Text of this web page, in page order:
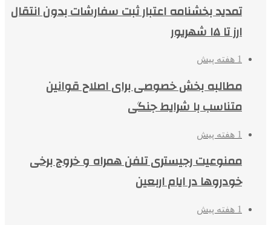
تمدید بخشنامه اعتبار ثبت سفارشات بدون انتقال
ارز تا ۱۵ شهریور
1 هفته پیش
مطالبه بخش خصوصی برای اصلاح قوانین
متناسب با شرایط جنگی
1 هفته پیش
ممنوعیت رجیستری تلفن همراه و خروج برخی
خودروها در ایام اربعین
1 هفته پیش